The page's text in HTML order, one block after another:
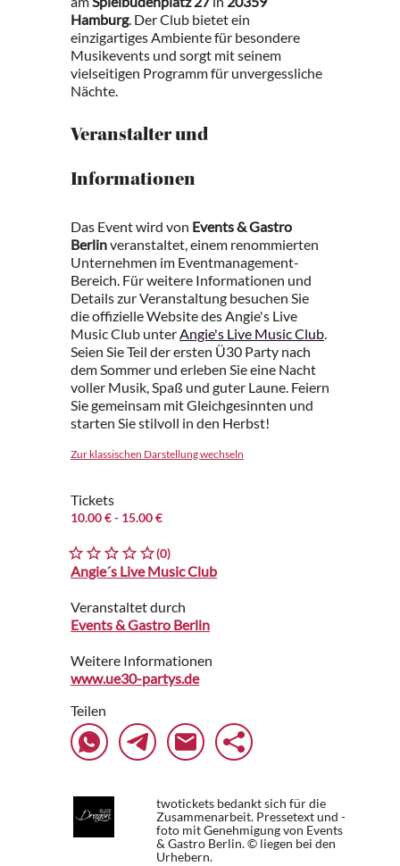
Hamburg. Der Club bietet ein
einzigartiges Ambiente für besondere
Musikevents und sorgt mit seinem
vielseitigen Programm für unvergessliche
Nächte.
Veranstalter und
Informationen
Das Event wird von Events & Gastro
Berlinveranstaltet, einem renommierten
Unternehmen im Eventmanagement-
Bereich. Für weitere Informationen und
Details zur Veranstaltung besuchen Sie
die offizielle Website des Angie's Live
Music Club unterAngie's Live Music Club.
Seien Sie Teil der ersten Ü30 Party nach
dem Sommer und erleben Sie eine Nacht
voller Musik, Spaß und guter Laune. Feiern
Sie gemeinsam mit Gleichgesinnten und
starten Sie stilvoll in den Herbst!
Zur klassischen Darstellung wechseln
Tickets
10.00 €- 15.00 €
(0)
Angie´s Live Music Club
Veranstaltet durch
Events & Gastro Berlin
Weitere Informationen
www.ue30-partys.de
Teilen
twotickets bedankt sich für die
Zusammenarbeit. Pressetext und -
foto mit Genehmigung von Events
& Gastro Berlin. © liegen bei den
Urhebern.